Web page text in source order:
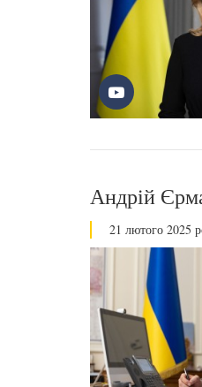
Андрій
21 лютого 2025